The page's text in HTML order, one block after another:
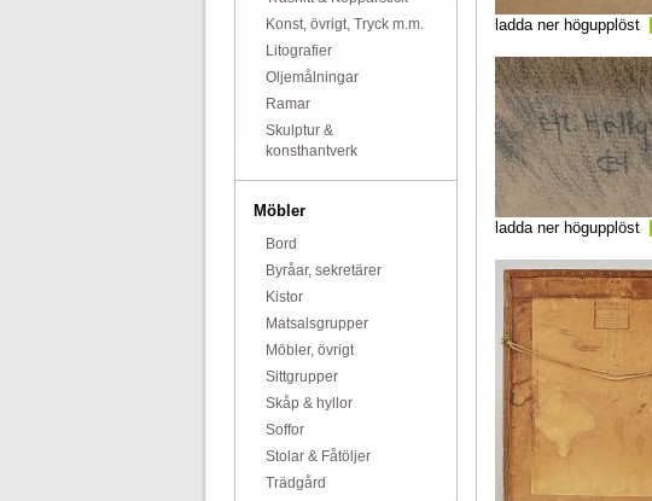
Konst, övrigt, Tryck m.m.
Litografier
Oljemålningar
Ramar
Skulptur &
konsthantverk
Möbler
Bord
Byråar, sekretärer
Kistor
Matsalsgrupper
Möbler, övrigt
Sittgrupper
Skåp & hyllor
Soffor
Stolar & Fåtöljer
Trädgård
ladda ner högupplöst
ladda ner högupplöst